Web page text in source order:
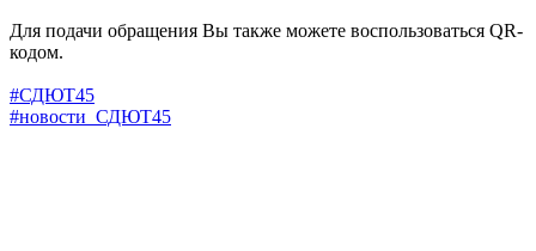
Для подачи обращения Вы также можете воспользоваться QR-
кодом.
#СДЮТ45
#новости_СДЮТ45